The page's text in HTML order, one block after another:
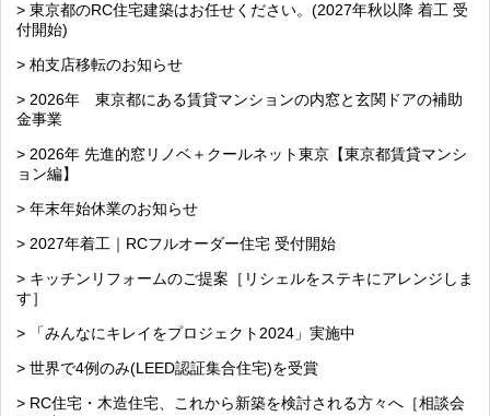
> 東京都のRC住宅建築はお任せください。(2027年秋以降 着工 受
付開始)
> 柏支店移転のお知らせ
> 2026年 東京都にある賃貸マンションの内窓と玄関ドアの補助
金事業
> 2026年 先進的窓リノベ＋クールネット東京【東京都賃貸マンシ
ョン編】
> 年末年始休業のお知らせ
> 2027年着工｜RCフルオーダー住宅 受付開始
> キッチンリフォームのご提案［リシェルをステキにアレンジしま
す］
> 「みんなにキレイをプロジェクト2024」実施中
> 世界で4例のみ(LEED認証集合住宅)を受賞
> RC住宅・木造住宅、これから新築を検討される方々へ［相談会